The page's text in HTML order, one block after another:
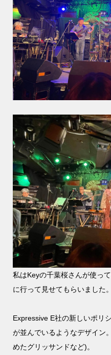
私はKeyの千葉桜さんが使っ
に行って見せてもらいました。
Expressive E社の新しいポリ
が並んでいるようなデザイン
めたグリッサンドなど)。